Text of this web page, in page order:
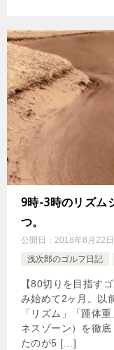
9時-3時のリズム
つ。
公開日： 2018年8月22日
浅次郎のゴルフ日記
【80切りを目指す
み始めて2ヶ月。以
「リズム」「踵体
ネスゾーン）を徹
たのが5 […]